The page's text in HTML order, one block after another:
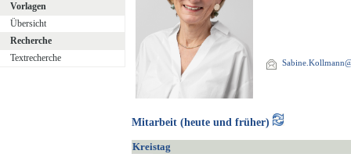
Vorlagen
Übersicht
Recherche
Textrecherche
Mitarbeit (heute und früher)
Kreistag